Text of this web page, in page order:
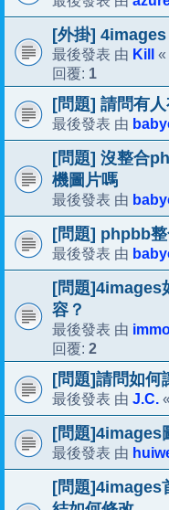
[外掛] 4images
最後發表 由 Kill «
回覆: 1
[問題] 請問有
最後發表 由
[問題] 沒整合
機圖片嗎
最後發表 由
[問題] phpbb
最後發表 由
[問題]4images
容？
最後發表 由
回覆: 2
[問題]請問如何
最後發表 由 J.C. «
[問題]4images
最後發表 由
[問題]4images